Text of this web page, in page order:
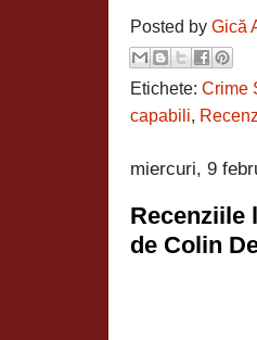
Posted by Gică
Etichete: Crime
capabili,
miercuri, 9
Recenziile
de Colin